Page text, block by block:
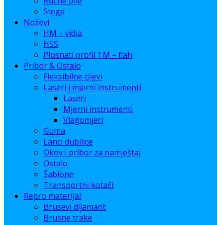
Stege
Noževi
HM – vidia
HSS
Plosnati profil TM – flah
Pribor & Ostalo
Fleksibilne cijevi
Laseri i mjerni instrumenti
Laseri
Mjerni instrumenti
Vlagomjeri
Guma
Lanci dubilice
Okov i pribor za namještaj
Ostalo
Šablone
Transportni kotači
Repro materijal
Brusevi dijamant
Brusne trake